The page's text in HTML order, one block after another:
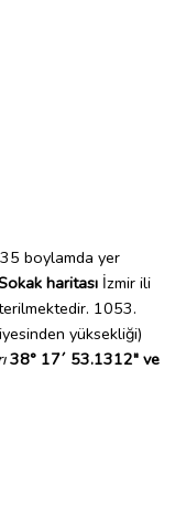
boylamda yer
haritası İzmir ili
1053.
yüksekliği)
38° 17´ 53.1312" ve